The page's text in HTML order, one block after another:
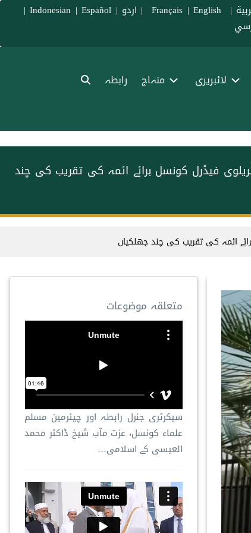
|
Français
| English
| اردو |
Indonesian |Español
|
لائبریری منہاج رابطہ
فیڈرل کونسل برائے ائمہ کی تقریب کی چند
ائمہ کی تقریب کی چند جھلکیاں
متعلقہ موضوعات
سیکرٹری جنرل رابطہ اور چیئرمین مسلم
علماء کونسل، عزت مآب شیخ ڈاکٹر محمد
العیسی کے اسلامی…